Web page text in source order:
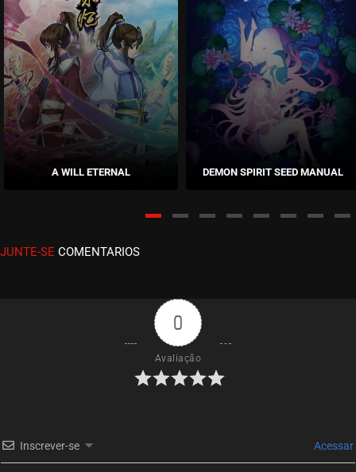
ASSISTIDO
ASSISTIDO
EPISÓDIO 301
abril 12, 2023
EPISÓDIO 300
ASSISTIDO
EPISÓDIO 298
abril 12, 2023
EPISÓDIO 297
EPISÓDIO 296
A WILL ETERNAL DEMON SPIRIT SEED MANUAL
JUNTE-SE COMENTARIOS
0
Avaliação
Inscrever-se Acessar